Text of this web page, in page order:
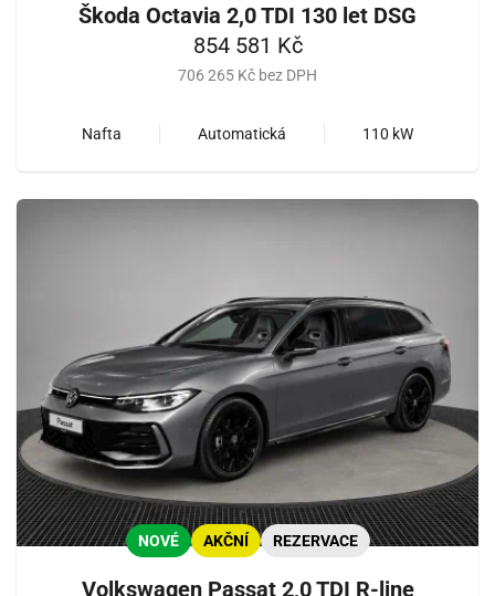
Škoda Octavia 2,0 TDI 130 let DSG
854 581 Kč
706 265 Kč bez DPH
Nafta Automatická 110 kW
NOVÉ AKČNÍ REZERVACE
Volkswagen Passat 2,0 TDI R-line